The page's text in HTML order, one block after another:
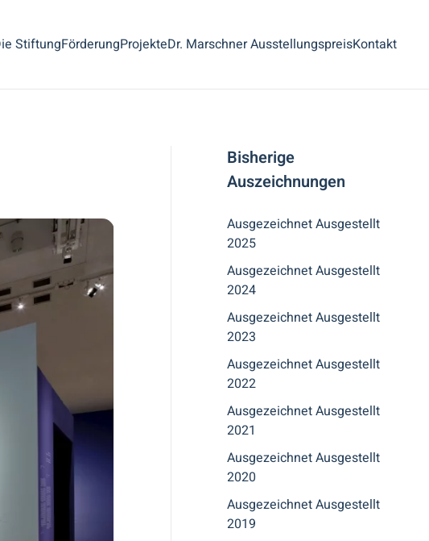
StiftungFörderungProjekteDr. Marschner AusstellungspreisKontakt
Bisherige
Auszeichnungen
Ausgezeichnet Ausgestellt
2025
Ausgezeichnet Ausgestellt
2024
Ausgezeichnet Ausgestellt
2023
Ausgezeichnet Ausgestellt
2022
Ausgezeichnet Ausgestellt
2021
Ausgezeichnet Ausgestellt
2020
Ausgezeichnet Ausgestellt
2019